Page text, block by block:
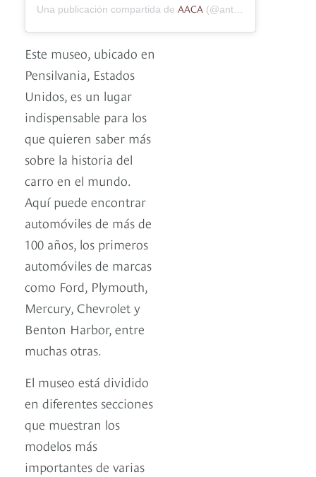
Una publicación compartida de AACA (@antiqueautomobileclubofamerica) el
Este museo, ubicado en
Pensilvania, Estados
Unidos, es un lugar
indispensable para los
que quieren saber más
sobre la historia del
carro en el mundo.
Aquí puede encontrar
automóviles de más de
100 años, los primeros
automóviles de marcas
como Ford, Plymouth,
Mercury, Chevrolet y
Benton Harbor, entre
muchas otras.
El museo está dividido
en diferentes secciones
que muestran los
modelos más
importantes de varias